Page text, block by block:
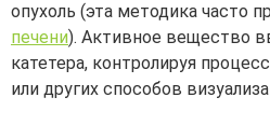
опухоль (эта методика часто
печени). Активное вещество
катетера, контролируя
или других способов